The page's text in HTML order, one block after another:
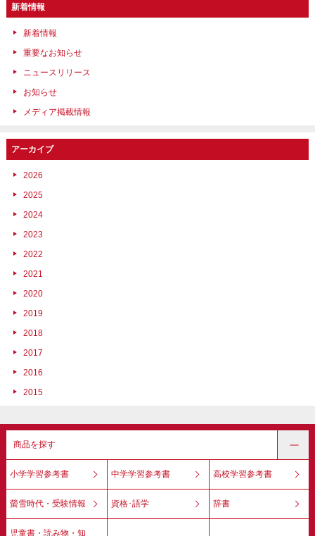
新着情報
新着情報
重要なお知らせ
ニュースリリース
お知らせ
メディア掲載情報
アーカイブ
2026
2025
2024
2023
2022
2021
2020
2019
2018
2017
2016
2015
商品を探す
小学学習参考書 中学学習参考書 高校学習参考書
螢雪時代・受験情報 資格･語学 辞書
児童書・読み物・知